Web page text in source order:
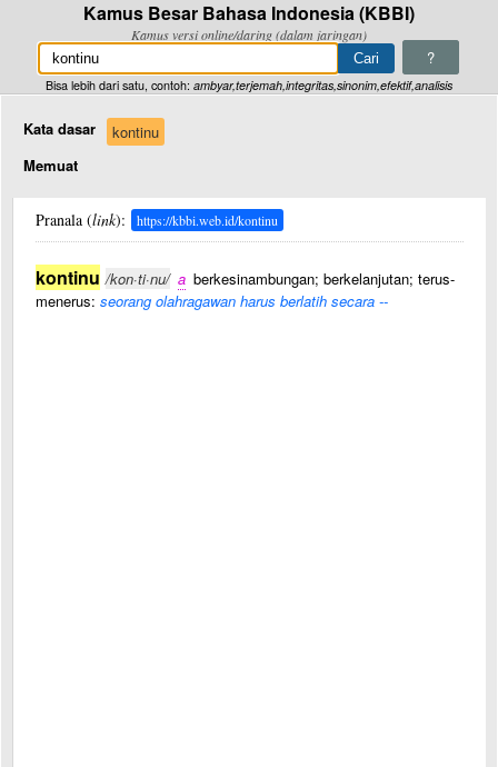
Kamus Besar Bahasa Indonesia (KBBI)
Kamus versi online/daring (dalam jaringan)
?
Bisa lebih dari satu, contoh: ambyar,terjemah,integritas,sinonim,efektif,analisis
Kata dasar
kontinu
Memuat
Pranala (link): https://kbbi.web.id/kontinu
kontinu /kon·ti·nu/ a berkesinambungan; berkelanjutan; terus-
menerus: seorang olahragawan harus berlatih secara --